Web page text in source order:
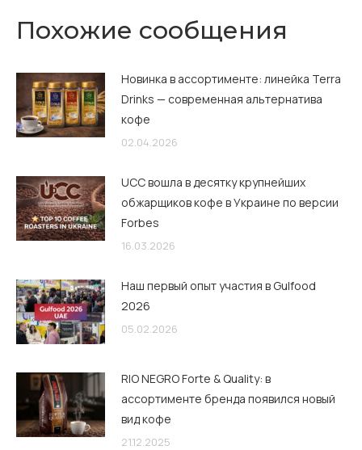
Похожие сообщения
Новинка в ассортименте: линейка Terra
Drinks — современная альтернатива
кофе
02.04.2026
UCC вошла в десятку крупнейших
обжарщиков кофе в Украине по версии
Forbes
16.03.2026
Наш первый опыт участия в Gulfood
2026
05.02.2026
RIO NEGRO Forte & Quality: в
ассортименте бренда появился новый
вид кофе
21.12.2025